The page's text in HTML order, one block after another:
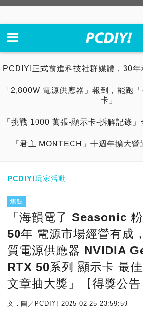
PCDIY!正式前進科技社群媒體，30年
「2,800W 電源供應器」報到，能跑
卡」
「挑戰 1000 萬張-顯示卡-拆解記錄」
「君主 MONTECH」十週年擴大
PCDIY!玩家活動
焦點
「海韻電子 Seasonic
50年 電源市場經營有成
質電源供應器 NVIDIA
RTX 50系列 顯示卡 最
文章抽大獎」【得獎公告
文．圖／PCDIY! 2025-02-25 23:59:59